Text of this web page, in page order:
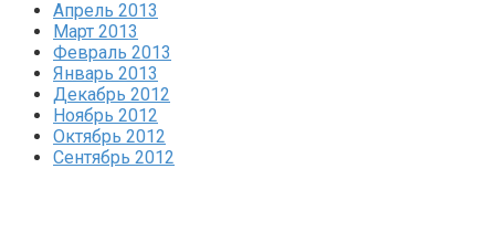
Апрель 2013
Март 2013
Февраль 2013
Январь 2013
Декабрь 2012
Ноябрь 2012
Октябрь 2012
Сентябрь 2012